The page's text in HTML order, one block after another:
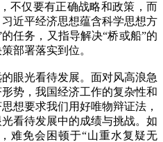
不仅要有正确战略和政策，而
近平经济思想蕴含科学思想方
任务，又指导解决“桥或船”的
部署落实到位。
光看待发展。面对风高浪急
势，我国经济工作的复杂性和
想要求我们用好唯物辩证法，
看待发展中的成绩与挑战。如
难免会困顿于“山重水复疑无